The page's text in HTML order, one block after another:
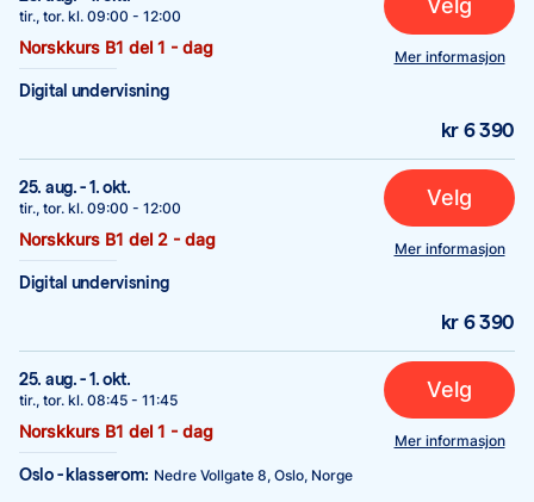
tir., tor. kl. 09:00 - 12:00
Norskkurs B1 del 1 - dag
Digital undervisning
Velg
Mer informasjon
kr 6 390
25. aug.-1. okt.
tir., tor. kl. 09:00 - 12:00
Norskkurs B1 del 2 - dag
Digital undervisning
Velg
Mer informasjon
kr 6 390
25. aug.-1. okt.
tir., tor. kl. 08:45 - 11:45
Norskkurs B1 del 1 - dag
Oslo - klasserom: Nedre Vollgate 8, Oslo, Norge
Velg
Mer informasjon